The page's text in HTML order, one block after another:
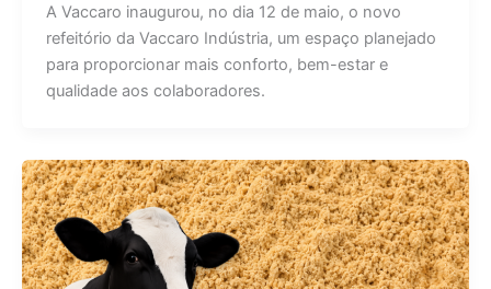
A Vaccaro inaugurou, no dia 12 de maio, o novo
refeitório da Vaccaro Indústria, um espaço planejado
para proporcionar mais conforto, bem-estar e
qualidade aos colaboradores.